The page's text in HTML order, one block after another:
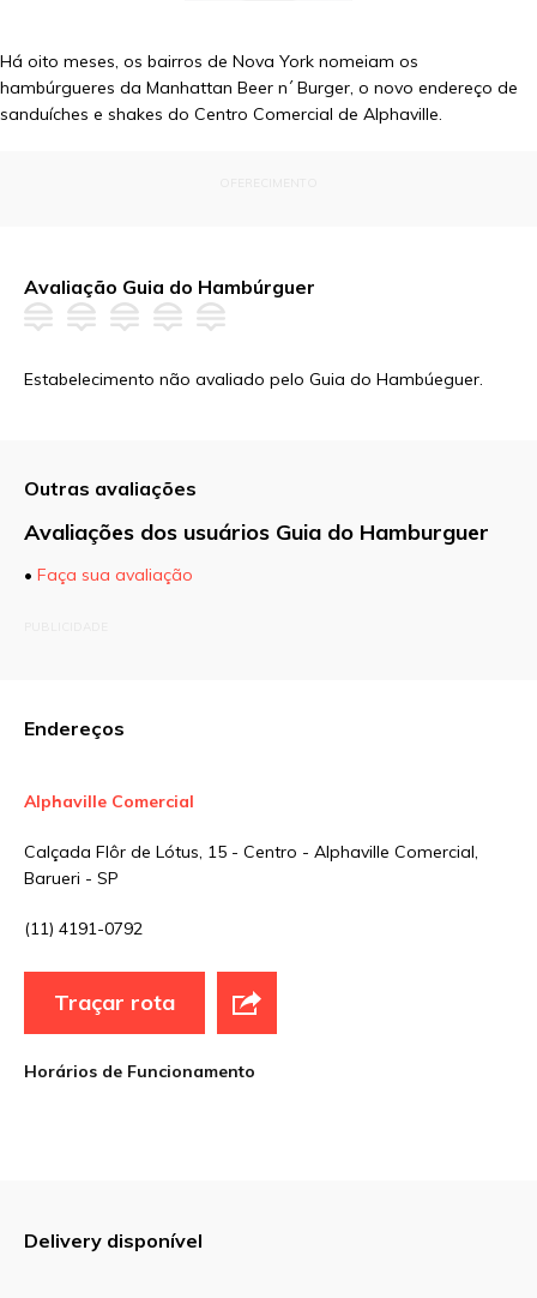
Há oito meses, os bairros de Nova York nomeiam os
hambúrgueres da Manhattan Beer n´ Burger, o novo endereço de
sanduíches e shakes do Centro Comercial de Alphaville.
Avaliação Guia do Hambúrguer
Estabelecimento não avaliado pelo Guia do Hambúeguer.
Outras avaliações
Avaliações dos usuários Guia do Hamburguer
• Faça sua avaliação
E-mail*
Site
Sua avaliação
Endereços
Alphaville Comercial
Calçada Flôr de Lótus, 15 - Centro - Alphaville Comercial,
Barueri - SP
(11) 4191-0792
Traçar rota
Horários de Funcionamento
Delivery disponível